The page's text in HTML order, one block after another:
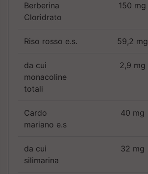
Berberina
Cloridrato
150 mg
Riso rosso e.s. 59,2 mg
da cui
monacoline
totali
2,9 mg
Cardo
mariano e.s
40 mg
da cui
silimarina
32 mg